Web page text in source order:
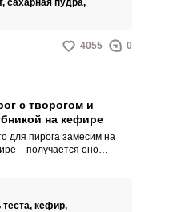
сахарная пудра,
4055 0
с творогом и
на кефире
для пирога замесим на
– получается оно
клубнику и творог.
кефир,